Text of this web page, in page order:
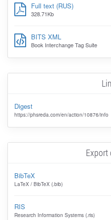
Full text (RUS)
328.71Kb
BITS XML
Book Interchange Tag Suite
Digest
https://phsreda.com/en/action/10876/info
BibTeX
LaTeX / BibTeX (.bib)
RIS
Research Information Systems (.ris)